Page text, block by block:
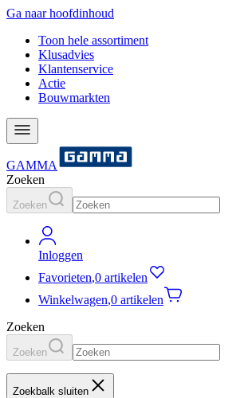
Ga naar hoofdinhoud
Toon hele assortiment
Klusadvies
Klantenservice
Actie
Bouwmarkten
GAMMA
Zoeken
Zoeken
Inloggen
Favorieten,0 artikelen
Winkelwagen,0 artikelen
Zoeken
Zoeken
Zoekbalk sluiten